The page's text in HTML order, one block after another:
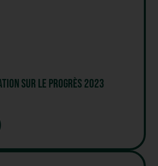
SUR LE PROGRÈS 2023